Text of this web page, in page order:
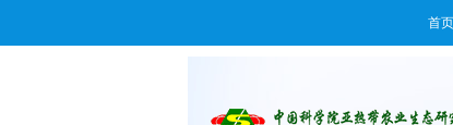
首页